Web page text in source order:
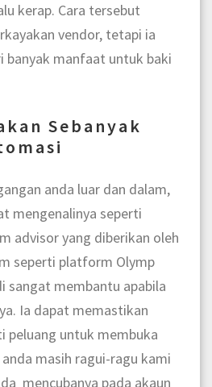
kerap. Cara tersebut
vendor, tetapi ia
banyak manfaat untuk baki
Sebanyak
anda luar dan dalam,
mengenalinya seperti
advisor yang diberikan oleh
seperti platform Olymp
sangat membantu apabila
Ia dapat memastikan
peluang untuk membuka
masih ragui-ragu kami
mencubanya pada akaun